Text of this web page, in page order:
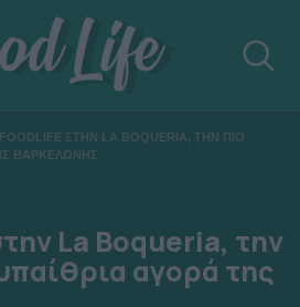
ΣΤΗΝ LA BOQUERIA, ΤΗΝ ΠΙΟ
ΒΑΡΚΕΛΩΝΗΣ
La Boqueria, την
αγορά της